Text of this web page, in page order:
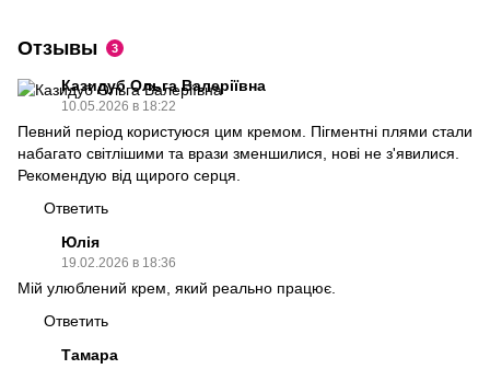
Отзывы 3
Казидуб Ольга Валеріївна
10.05.2026 в 18:22
Певний період користуюся цим кремом. Пігментні плями стали
набагато світлішими та врази зменшилися, нові не з'явилися.
Рекомендую від щирого серця.
Ответить
Юлія
19.02.2026 в 18:36
Мій улюблений крем, який реально працює.
Ответить
Тамара